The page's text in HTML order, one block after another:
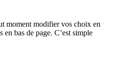
moment modifier vos choix en
bas de page. C’est simple